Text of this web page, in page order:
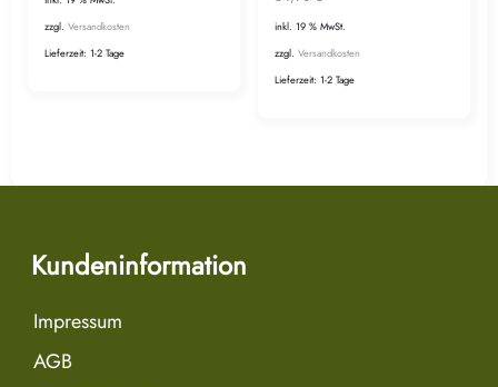
zzgl. Versandkosten
Lieferzeit: 1-2 Tage
inkl. 19 % MwSt.
zzgl. Versandkosten
Lieferzeit: 1-2 Tage
Kundeninformation
Impressum
AGB